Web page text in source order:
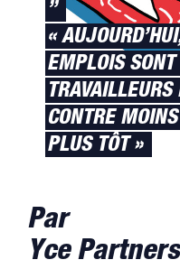
”
«
EMPLOIS SONT
CONTRE
PLUS TÔT »
Par
Yce Partners